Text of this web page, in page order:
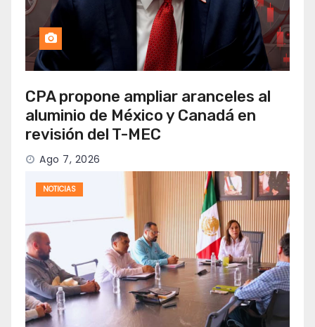
CPA propone ampliar aranceles al
aluminio de México y Canadá en
revisión del T-MEC
Ago 7, 2026
NOTICIAS